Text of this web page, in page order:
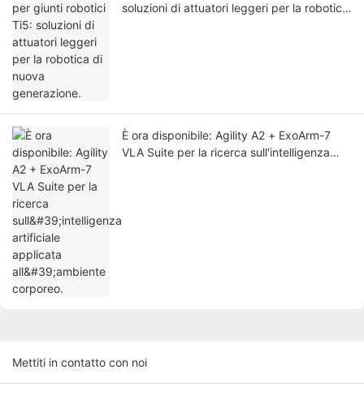
soluzioni di attuatori leggeri per la robotica
È ora disponibile: Agility A2 + ExoArm-7
VLA Suite per la ricerca sull'intelligenza
Mettiti in contatto con noi